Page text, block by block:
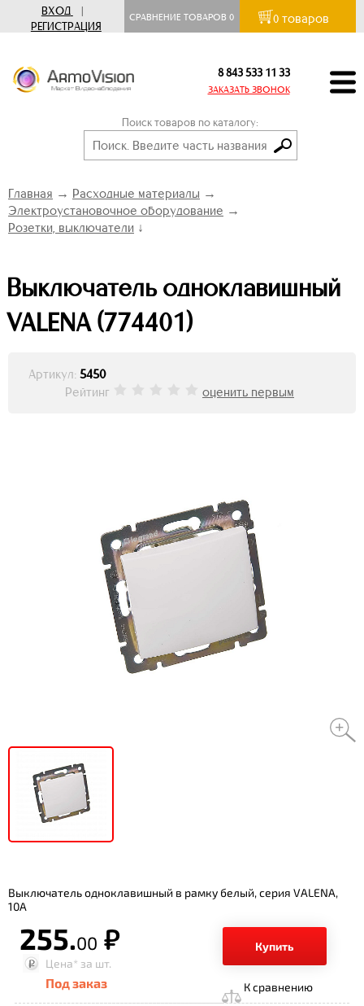
ВХОД
|
РЕГИСТРАЦИЯ
СРАВНЕНИЕ ТОВАРОВ0 0 товаров
8 843 533 11 33
ЗАКАЗАТЬ ЗВОНОК
Поиск товаров по каталогу:
Главная → Расходные материалы →
Электроустановочное оборудование →
Розетки, выключатели ↓
Выключатель одноклавишный
VALENA (774401)
Артикул: 5450
Рейтинг
оценить первым
Выключатель одноклавишный в рамку белый, серия VALENA,
10A
255.00 р.
Купить
Цена* за шт.
Под заказ К сравнению